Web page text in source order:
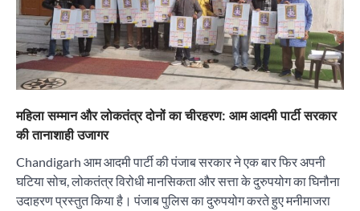
महिला सम्मान और लोकतंत्र दोनों का चीरहरण: आम आदमी पार्टी सरकार
की तानाशाही उजागर
Chandigarh आम आदमी पार्टी की पंजाब सरकार ने एक बार फिर अपनी
घटिया सोच, लोकतंत्र विरोधी मानसिकता और सत्ता के दुरुपयोग का घिनौना
उदाहरण प्रस्तुत किया है। पंजाब पुलिस का दुरुपयोग करते हुए मनीमाजरा